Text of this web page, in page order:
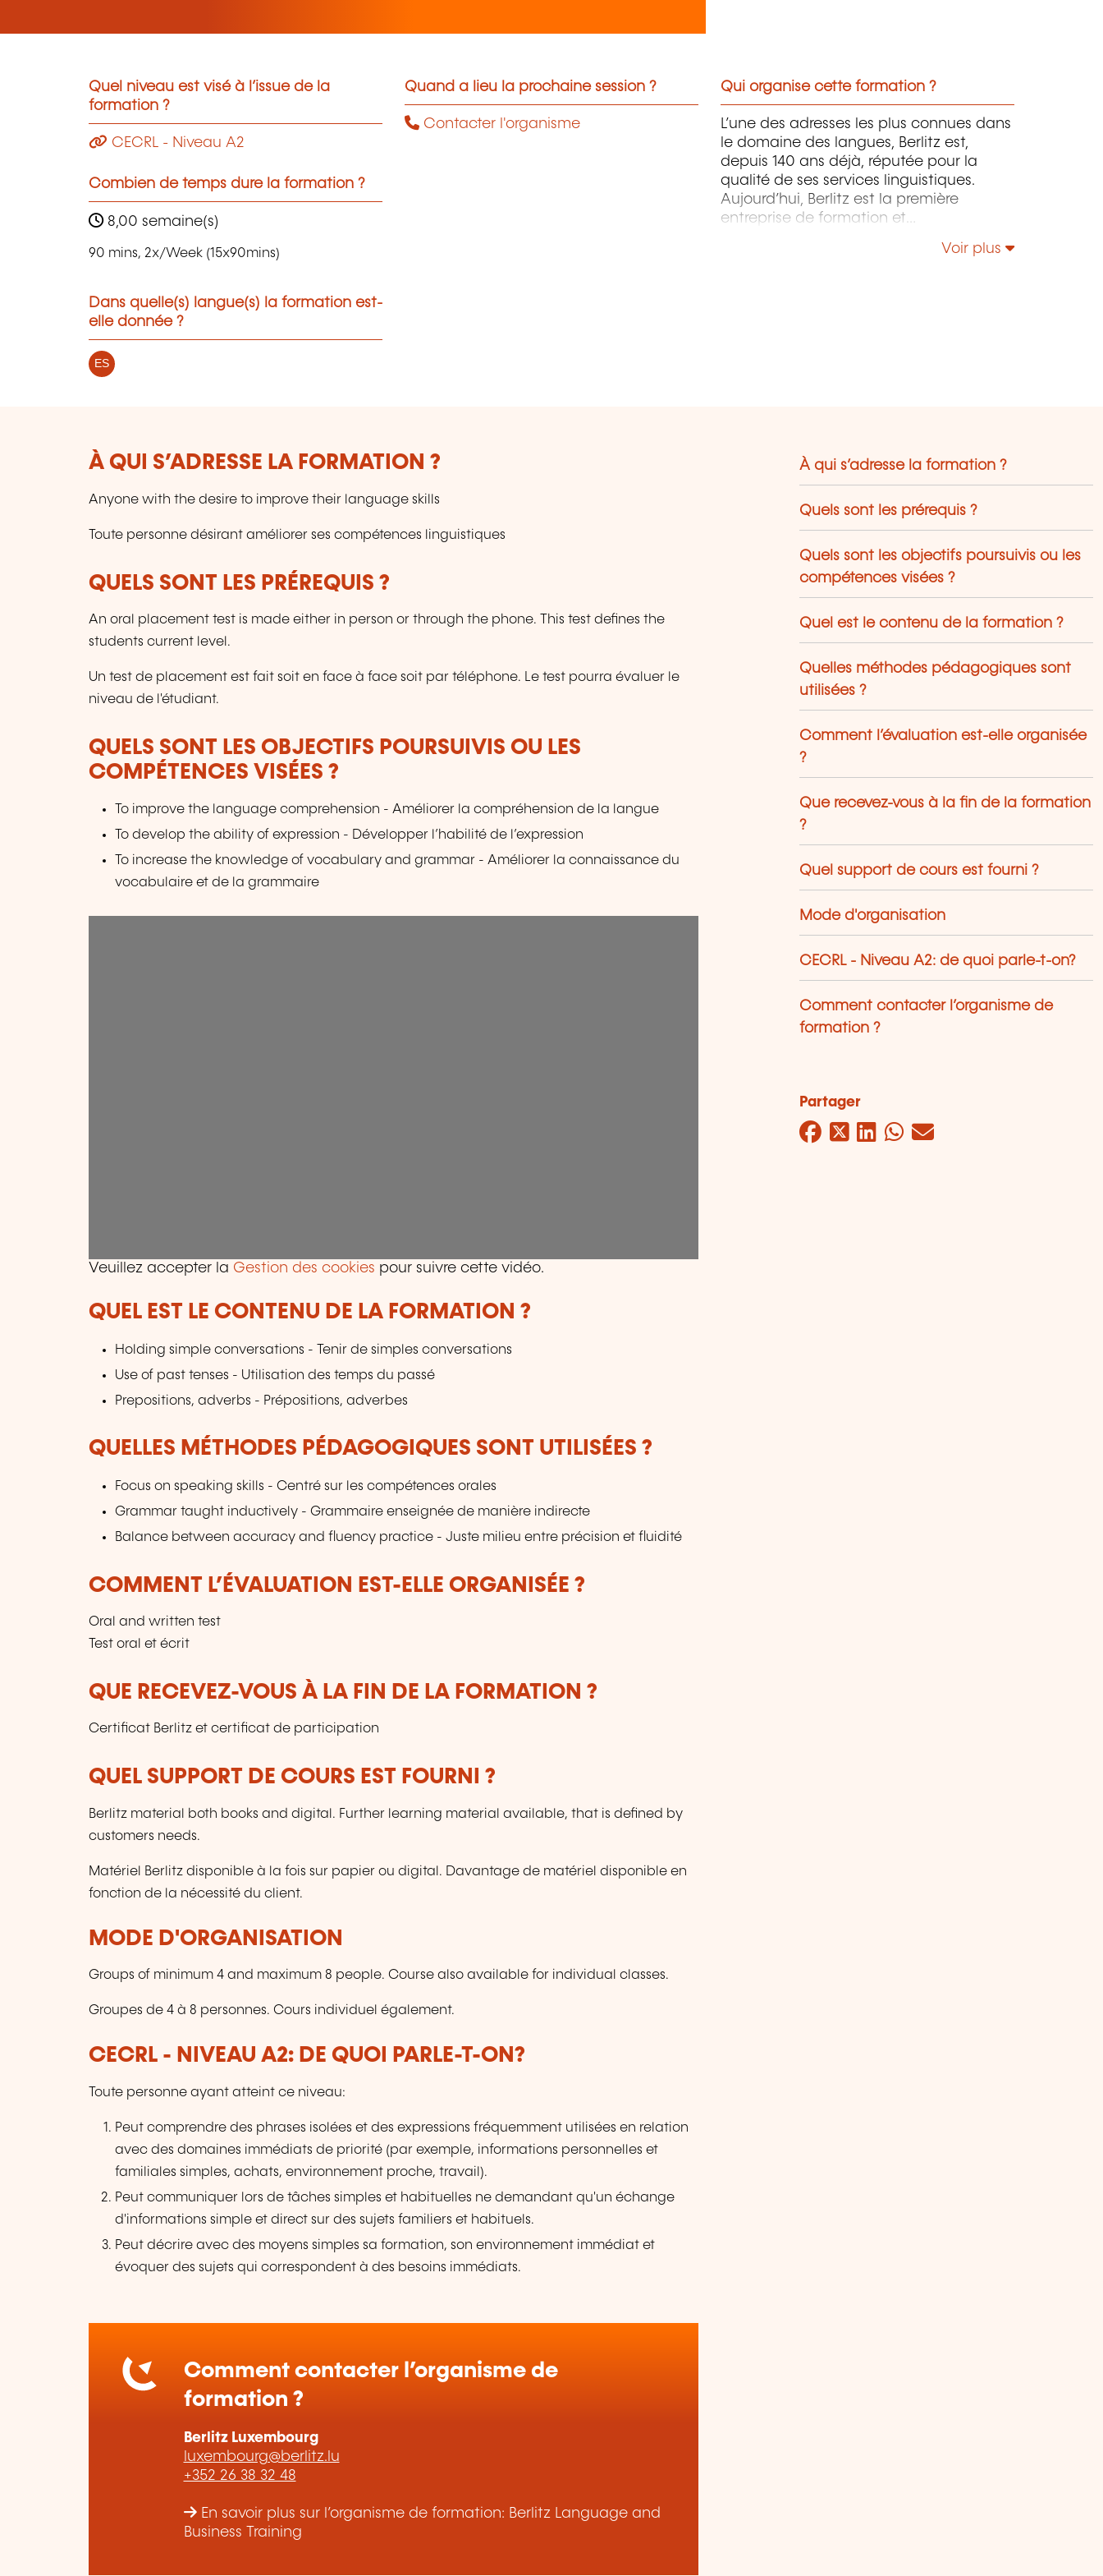
Quel niveau est visé à l’issue de la
formation ?
CECRL - Niveau A2
Combien de temps dure la formation ?
8,00 semaine(s)
90 mins, 2x/Week (15x90mins)
Dans quelle(s) langue(s) la formation est-
elle donnée ?
ES
Quand a lieu la prochaine session ?
Contacter l'organisme
Qui organise cette formation ?
L’une des adresses les plus connues dans
le domaine des langues, Berlitz est,
depuis 140 ans déjà, réputée pour la
qualité de ses services linguistiques.
Aujourd’hui, Berlitz est la première
entreprise de formation et
de développement des langues, des
Voir plus
À QUI S’ADRESSE LA FORMATION ?
Anyone with the desire to improve their language skills
Toute personne désirant améliorer ses compétences linguistiques
QUELS SONT LES PRÉREQUIS ?
An oral placement test is made either in person or through the phone. This test defines the
students current level.
Un test de placement est fait soit en face à face soit par téléphone. Le test pourra évaluer le
niveau de l'étudiant.
QUELS SONT LES OBJECTIFS POURSUIVIS OU LES
COMPÉTENCES VISÉES ?
To improve the language comprehension - Améliorer la compréhension de la langue
To develop the ability of expression - Développer l’habilité de l’expression
To increase the knowledge of vocabulary and grammar - Améliorer la connaissance du
vocabulaire et de la grammaire
Veuillez accepter la Gestion des cookies pour suivre cette vidéo.
QUEL EST LE CONTENU DE LA FORMATION ?
Holding simple conversations - Tenir de simples conversations
Use of past tenses - Utilisation des temps du passé
Prepositions, adverbs - Prépositions, adverbes
QUELLES MÉTHODES PÉDAGOGIQUES SONT UTILISÉES ?
Focus on speaking skills - Centré sur les compétences orales
Grammar taught inductively - Grammaire enseignée de manière indirecte
Balance between accuracy and fluency practice - Juste milieu entre précision et fluidité
COMMENT L’ÉVALUATION EST-ELLE ORGANISÉE ?
Oral and written test
Test oral et écrit
QUE RECEVEZ-VOUS À LA FIN DE LA FORMATION ?
Certificat Berlitz et certificat de participation
QUEL SUPPORT DE COURS EST FOURNI ?
Berlitz material both books and digital. Further learning material available, that is defined by
customers needs.
Matériel Berlitz disponible à la fois sur papier ou digital. Davantage de matériel disponible en
fonction de la nécessité du client.
MODE D'ORGANISATION
Groups of minimum 4 and maximum 8 people. Course also available for individual classes.
Groupes de 4 à 8 personnes. Cours individuel également.
CECRL - NIVEAU A2: DE QUOI PARLE-T-ON?
Toute personne ayant atteint ce niveau:
Peut comprendre des phrases isolées et des expressions fréquemment utilisées en relation
avec des domaines immédiats de priorité (par exemple, informations personnelles et
familiales simples, achats, environnement proche, travail).
Peut communiquer lors de tâches simples et habituelles ne demandant qu'un échange
d'informations simple et direct sur des sujets familiers et habituels.
Peut décrire avec des moyens simples sa formation, son environnement immédiat et
évoquer des sujets qui correspondent à des besoins immédiats.
Comment contacter l’organisme de
formation ?
Berlitz Luxembourg
luxembourg@berlitz.lu
+352 26 38 32 48
En savoir plus sur l’organisme de formation: Berlitz Language and
Business Training
À qui s’adresse la formation ?
Quels sont les prérequis ?
Quels sont les objectifs poursuivis ou les
compétences visées ?
Quel est le contenu de la formation ?
Quelles méthodes pédagogiques sont
utilisées ?
Comment l’évaluation est-elle organisée
?
Que recevez-vous à la fin de la formation
?
Quel support de cours est fourni ?
Mode d'organisation
CECRL - Niveau A2: de quoi parle-t-on?
Comment contacter l’organisme de
formation ?
Partager
Facebook
Twitter
LinkedIn
WhatsApp
Mail